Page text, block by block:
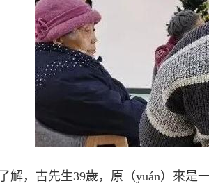
解，古先生39歲，原（yuán）來是